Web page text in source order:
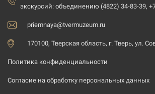
экскурсий:объединению (4822) 34-83-39,
priemnaya@tvermuzeum.ru
170100, Тверская область, г. Тверь, ул.
Политика конфиденциальности
Согласие на обработку персональных данных